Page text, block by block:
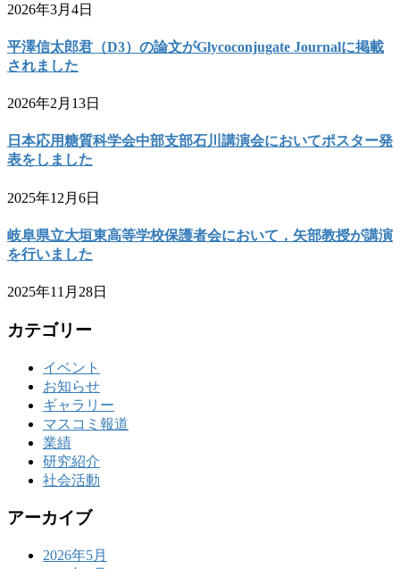
2026年3月4日
平澤信太郎君（D3）の論文がGlycoconjugate Journalに掲載
されました
2026年2月13日
日本応用糖質科学会中部支部石川講演会においてポスター発
表をしました
2025年12月6日
岐阜県立大垣東高等学校保護者会において，矢部教授が講演
を行いました
2025年11月28日
カテゴリー
イベント
お知らせ
ギャラリー
マスコミ報道
業績
研究紹介
社会活動
アーカイブ
2026年5月